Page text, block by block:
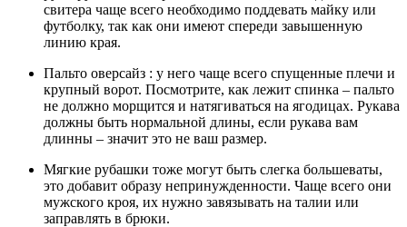
свитера чаще всего необходимо поддевать майку или
футболку, так как они имеют спереди завышенную
линию края.
Пальто оверсайз : у него чаще всего спущенные плечи и
крупный ворот. Посмотрите, как лежит спинка – пальто
не должно морщится и натягиваться на ягодицах. Рукава
должны быть нормальной длины, если рукава вам
длинны – значит это не ваш размер.
Мягкие рубашки тоже могут быть слегка большеваты,
это добавит образу непринужденности. Чаще всего они
мужского кроя, их нужно завязывать на талии или
заправлять в брюки.